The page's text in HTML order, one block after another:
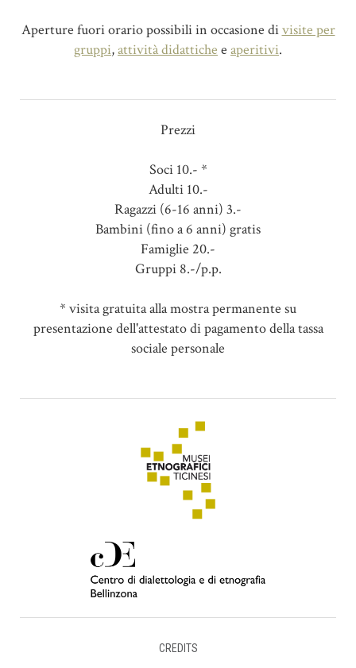
Aperture fuori orario possibili in occasione divisite per
gruppi,attività didattiche e aperitivi.
Prezzi
Soci 10.- *
Adulti 10.-
Ragazzi (6-16 anni) 3.-
Bambini (fino a 6 anni) gratis
Famiglie 20.-
Gruppi 8.-/p.p.
* visita gratuita alla mostra permanente su
presentazione dell'attestato di pagamento della tassa
sociale personale
CREDITS